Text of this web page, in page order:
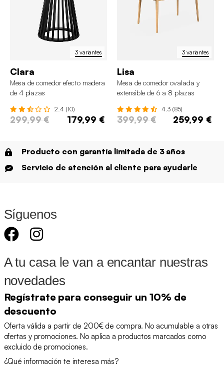
3 variantes
Clara
Mesa de comedor efecto madera
de 4 plazas
2.4 (10)
299,99 € 179,99 €
3 variantes
Lisa
Mesa de comedor ovalada y
extensible de 6 a 8 plazas
4.3 (85)
399,99 € 259,99 €
Producto con garantía limitada de 3 años
Servicio de atención al cliente para ayudarle
Síguenos
A tu casa le van a encantar nuestras
novedades
Regístrate para conseguir un 10% de
descuento
Oferta válida a partir de 200€ de compra. No acumulable a otras
ofertas y promociones. No aplica a productos marcados como
excluido de promociones.
¿Qué información te interesa más?